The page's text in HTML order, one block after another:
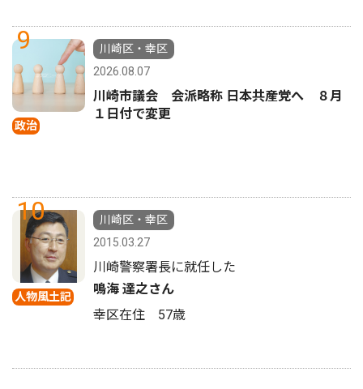
9
政治
川崎区・幸区
2026.08.07
川崎市議会 会派略称 日本共産党へ ８月
１日付で変更
10
人物風土記
川崎区・幸区
2015.03.27
川崎警察署長に就任した
鳴海 達之さん
幸区在住 57歳